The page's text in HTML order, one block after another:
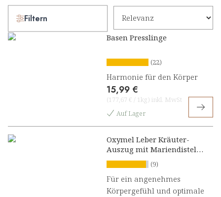
Filtern
Basen Presslinge
(22)
Harmonie für den Körper
15,99 €
(177,67 € / 1kg) inkl. MwSt
Auf Lager
Oxymel Leber Kräuter-
Auszug mit Mariendistel,
Artischocke und
Löwenzahn (9)
Für ein angenehmes
Körpergefühl und optimale